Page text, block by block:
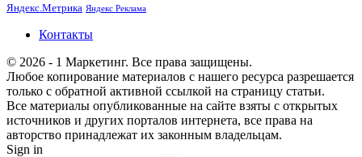
Яндекс.Метрика Яндекс Реклама
Контакты
© 2026 - 1 Маркетинг. Все права защищены.
Любое копирование материалов с нашего ресурса разрешается
только с обратной активной ссылкой на страницу статьи.
Все материалы опубликованные на сайте взяты с открытых
источников и других порталов интернета, все права на
авторство принадлежат их законным владельцам.
Sign in